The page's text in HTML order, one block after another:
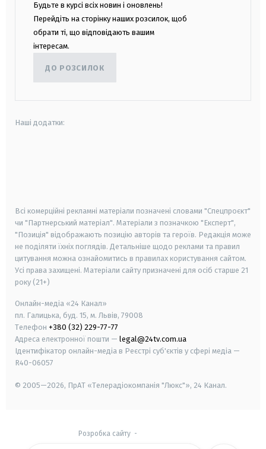
Будьте в курсі всіх новин і оновлень!
Перейдіть на сторінку наших розсилок, щоб
обрати ті, що відповідають вашим
інтересам.
ДО РОЗСИЛОК
Наші додатки:
Всі комерційні рекламні матеріали позначені словами "Спецпроєкт"
чи "Партнерський матеріал". Матеріали з позначкою "Експерт",
"Позиція" відображають позицію авторів та героїв. Редакція може
не поділяти їхніх поглядів. Детальніше щодо реклами та правил
цитування можна ознайомитись в правилах користування сайтом.
Усі права захищені. Матеріали сайту призначені для осіб старше 21
року (21+)
Онлайн-медіа «24 Канал»
пл. Галицька, буд. 15, м. Львів, 79008
Телефон +380 (32) 229-77-77
Адреса електронної пошти — legal@24tv.com.ua
Ідентифікатор онлайн-медіа в Реєстрі суб'єктів у сфері медіа —
R40-06057
© 2005—2026, ПрАТ «Телерадіокомпанія "Люкс"», 24 Канал.
Розробка сайту-